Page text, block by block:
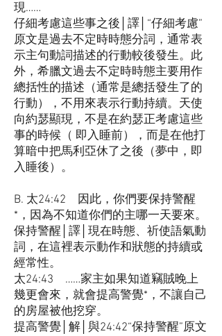
現……
仔細考慮這些事之後│譯│“仔細考慮”
原文是過去不定時時態分詞，通常表
示主句動詞描述的行動較後發生。此
外，希臘文過去不定時時態主要用作
總括性的描述（通常是總括發生了的
行動），不用來表示行動持續。天使
向約瑟顯現，不是在約瑟正考慮這些
事的時候（ 即入睡前），而是在他打
算暗中把馬利亞休了之後（夢中，即
入睡後）。
B. 太24:42 因此，你們要保持警醒
*，因為不知道你們的主哪一天要來。
保持警醒│譯│現在時態、祈使語氣動
詞，在這裡表示動作和狀態的持續或
經常性。
太24:43 ……家主如果知道竊賊晚上
幾更會來，就會提高警覺*，不讓自己
的房屋被他挖穿。
提高警覺│解│與24:42“保持警醒”原文